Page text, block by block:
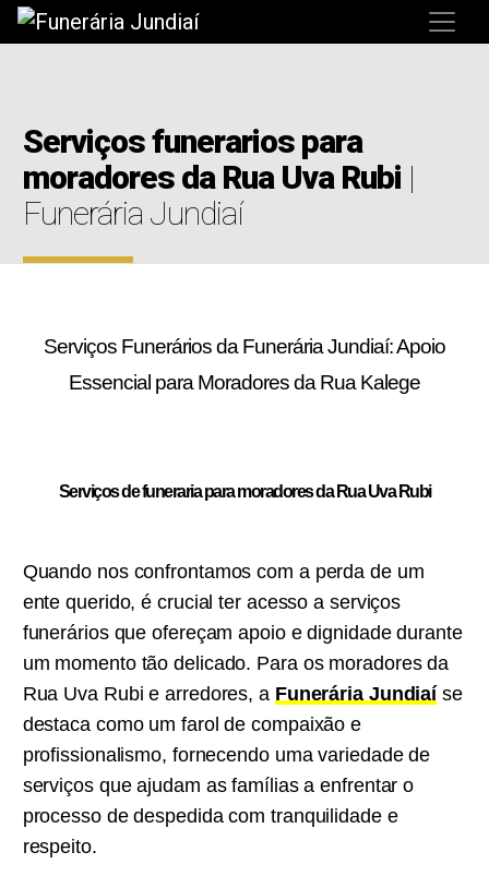
Serviços funerarios para
moradores da Rua Uva Rubi |
Funerária Jundiaí
Serviços Funerários da Funerária Jundiaí: Apoio
Essencial para Moradores da Rua Kalege
Serviços de funeraria para moradores da Rua Uva Rubi
Quando nos confrontamos com a perda de um
ente querido, é crucial ter acesso a serviços
funerários que ofereçam apoio e dignidade durante
um momento tão delicado. Para os moradores da
Rua Uva Rubi e arredores, a Funerária Jundiaí se
destaca como um farol de compaixão e
profissionalismo, fornecendo uma variedade de
serviços que ajudam as famílias a enfrentar o
processo de despedida com tranquilidade e
respeito.